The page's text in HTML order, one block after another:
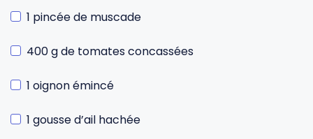
1 pincée de muscade
400 g de tomates concassées
1 oignon émincé
1 gousse d’ail hachée